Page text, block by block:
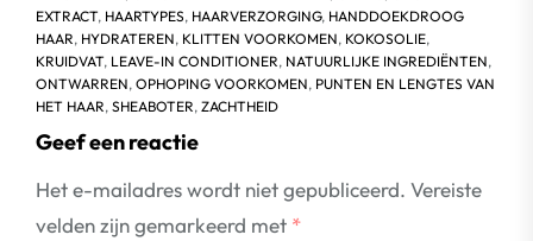
EXTRACT, HAARTYPES, HAARVERZORGING, HANDDOEKDROOG
HAAR, HYDRATEREN, KLITTEN VOORKOMEN, KOKOSOLIE,
KRUIDVAT, LEAVE-IN CONDITIONER, NATUURLIJKE INGREDIËNTEN,
ONTWARREN, OPHOPING VOORKOMEN, PUNTEN EN LENGTES VAN
HET HAAR, SHEABOTER, ZACHTHEID
Geef een reactie
Het e-mailadres wordt niet gepubliceerd. Vereiste
velden zijn gemarkeerd met *